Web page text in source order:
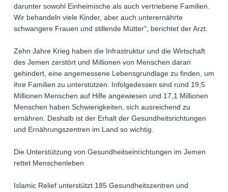
darunter sowohl Einheimische als auch vertriebene Familien.
Wir behandeln viele Kinder, aber auch unterernährte
schwangere Frauen und stillende Mütter", berichtet der Arzt.
Zehn Jahre Krieg haben die Infrastruktur und die Wirtschaft
des Jemen zerstört und Millionen von Menschen daran
gehindert, eine angemessene Lebensgrundlage zu finden, um
ihre Familien zu unterstützen. Infolgedessen sind rund 19,5
Millionen Menschen auf Hilfe angewiesen und 17,1 Millionen
Menschen haben Schwierigkeiten, sich ausreichend zu
ernähren. Deshalb ist der Erhalt der Gesundheitsrichtungen
und Ernährungszentren im Land so wichtig.
Die Unterstützung von Gesundheitseinrichtungen im Jemen
rettet Menschenleben
Islamic Relief unterstützt 185 Gesundheitszentren und